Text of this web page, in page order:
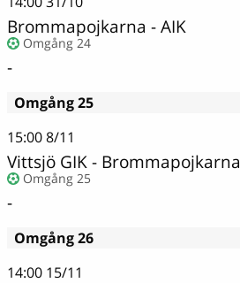
Brommapojkarna - AIK
Omgång 24
-
Omgång 25
15:008/11
Vittsjö GIK - Brommapojkarna
Omgång 25
-
Omgång 26
14:00 15/11